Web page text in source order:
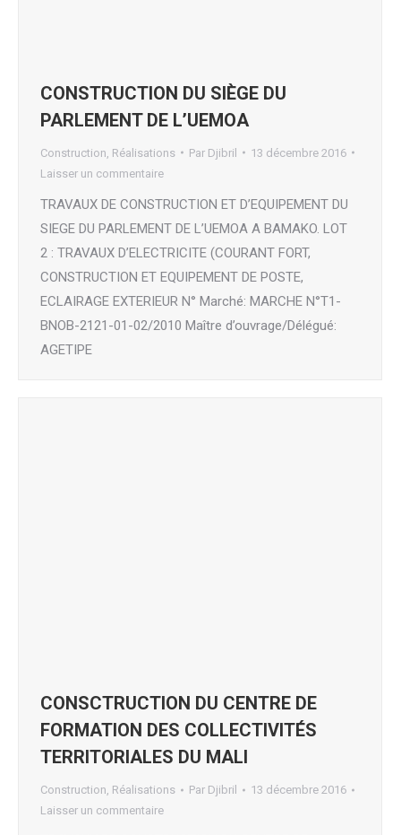
CONSTRUCTION DU SIÈGE DU
PARLEMENT DE L’UEMOA
Construction Réalisations Par Djibril
13 décembre 2016
Laisser un commentaire
TRAVAUX DE CONSTRUCTION ET D’EQUIPEMENT DU
SIEGE DU PARLEMENT DE L’UEMOA A BAMAKO. LOT
2 : TRAVAUX D’ELECTRICITE (COURANT FORT,
CONSTRUCTION ET EQUIPEMENT DE POSTE,
ECLAIRAGE EXTERIEUR N° Marché: MARCHE N°T1-
BNOB-2121-01-02/2010 Maître d’ouvrage/Délégué:
AGETIPE
CONSCTRUCTION DU CENTRE DE
FORMATION DES COLLECTIVITÉS
TERRITORIALES DU MALI
Construction, Réalisations Par Djibril
13 décembre 2016
Laisser un commentaire